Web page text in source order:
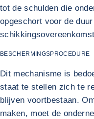
tot de schulden die
opgeschort voor de
BESCHERMINGSPROCEDURE
Dit mechanisme is
staat te stellen zich te
blijven voortbestaan.
maken, moet de